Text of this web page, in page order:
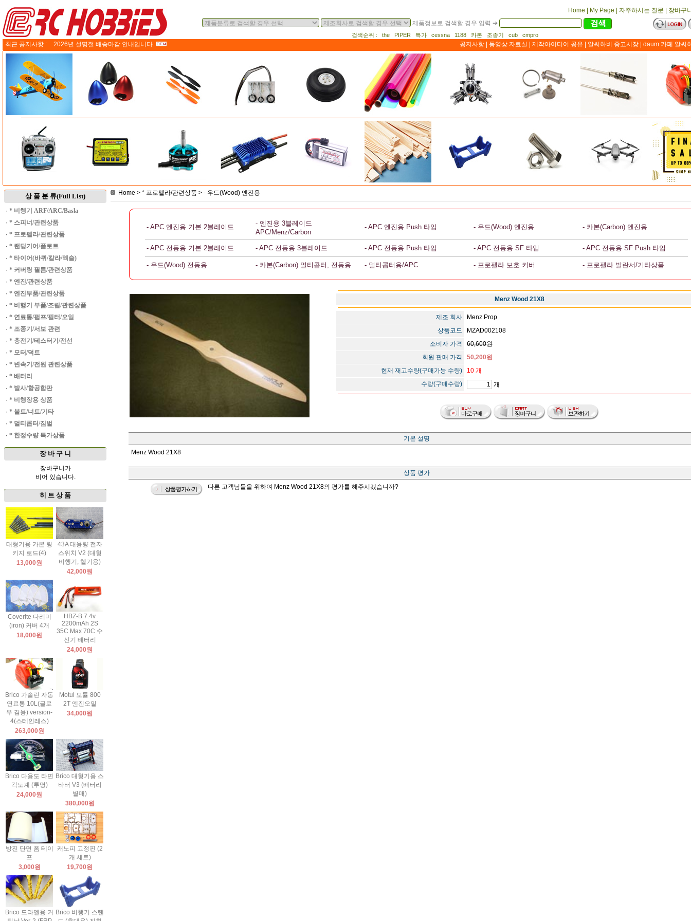
Home My Page 자주하시는 질문
장바구
제품정보로 검색할 경우 입력 ➔
검색순위 : the PIPER 특가 cessna 1188 카본 조종기 cub cmpro
최근 공지사항 : 2026년 설명절 배송마감 안내입니다. 공지사항 동영상 자료실 제작아이디어 공유 알씨하비 중고시장 daum 카페 알씨
상 품 분 류(Full List)
· * 비행기 ARF/ARC/Basla
· * 스피너/관련상품
· * 프로펠라/관련상품
· * 랜딩기어/플로트
· * 타이어(바퀴/칼라/엑슬)
· * 커버링 필름/관련상품
· * 엔진/관련상품
· * 엔진부품/관련상품
· * 비행기 부품/조립/관련상품
· * 연료통/펌프/필터/오일
· * 조종기/서보 관련
· * 충전기/테스터기/전선
· * 모터/덕트
· * 변속기/전원 관련상품
· * 배터리
· * 발사/항공합판
· * 비행장용 상품
· * 볼트/너트/기타
· * 멀티콥터/짐벌
· * 한정수량 특가상품
장 바 구 니
장바구니가
비어 있습니다.
히 트 상 품
대형기용 카본 링
키지 로드(4)
13,000원
43A 대용량 전자
스위치 V2 (대형
비행기, 헬기용)
42,000원
Coverite 다리미
(iron) 커버 4개
18,000원
HBZ-B 7.4v
2200mAh 2S
35C Max 70C 수
신기 배터리
24,000원
Brico 가솔린 자동
연료통 10L(글로
우 겸용) version-
4(스테인레스)
263,000원
Motul 모튤 800
2T 엔진오일
34,000원
Brico 다용도 타면
각도계 (투명)
24,000원
Brico 대형기용 스
타터 V3 (배터리
별매)
380,000원
방진 단면 폼 테이
프
3,000원
캐노피 고정핀 (2
개 세트)
19,700원
Brico 드라멜용 커
Brico 비행기 스탠
Home > * 프로펠라/관련상품 > - 우드(Wood) 엔진용
- APC 엔진용 기본 2블레이드
- 엔진용 3블레이드
APC/Menz/Carbon
- APC 엔진용 Push 타입 - 우드(Wood) 엔진용 - 카본(Carbon) 엔진용
- APC 전동용 기본 2블레이드 - APC 전동용 3블레이드 - APC 전동용 Push 타입 - APC 전동용 SF 타입 - APC 전동용 SF Push 타입
- 우드(Wood) 전동용 - 카본(Carbon) 멀티콥터, 전동용 - 멀티콥터용/APC - 프로펠라 보호 커버 - 프로펠라 발란서/기타상품
Menz Wood 21X8
제조 회사
Menz Prop
상품코드
MZAD002108
소비자 가격
60,600원
회원 판매 가격
50,200원
현재 재고수량(구매가능 수량)
10 개
수량(구매수량)
개
기본 설명
Menz Wood 21X8
상품 평가
다른 고객님들을 위하여 Menz Wood 21X8의 평가를 해주시겠습니까?